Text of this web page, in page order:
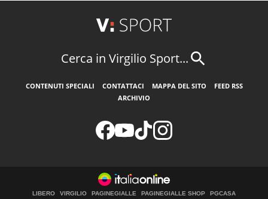
Cerca in Virgilio Sport...
CONTENUTI SPECIALI CONTATTACI MAPPA DEL SITO
FEED RSS
ARCHIVIO
LIBERO VIRGILIO PAGINEGIALLE PAGINEGIALLE SHOP PGCASA